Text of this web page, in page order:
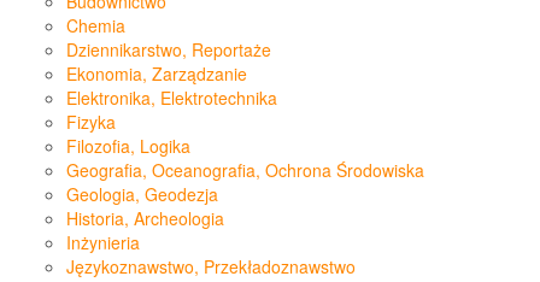
Chemia
Dziennikarstwo, Reportaże
Ekonomia, Zarządzanie
Elektronika, Elektrotechnika
Fizyka
Filozofia, Logika
Geografia, Oceanografia, Ochrona Środowiska
Geologia, Geodezja
Historia, Archeologia
Inżynieria
Językoznawstwo, Przekładoznawstwo